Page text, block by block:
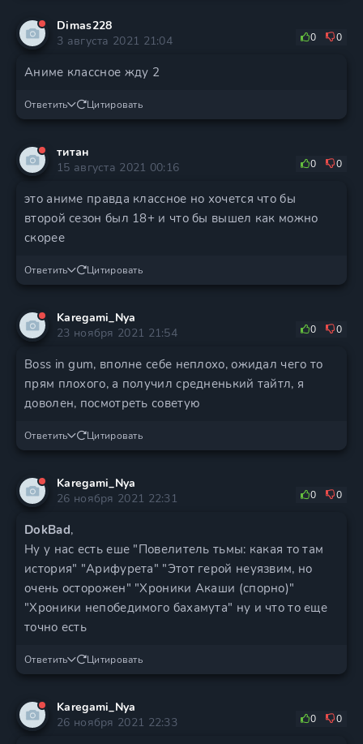
Dimas228
3 августа 2021 21:04
0 0
Аниме классное жду 2
Ответить Цитировать
титан
15 августа 2021 00:16
0 0
это аниме правда классное но хочется что бы
второй сезон был 18+ и что бы вышел как можно
скорее
Ответить Цитировать
Karegami_Nya
23 ноября 2021 21:54
0 0
Boss in gum, вполне себе неплохо, ожидал чего то
прям плохого, а получил средненький тайтл, я
доволен, посмотреть советую
Ответить Цитировать
Karegami_Nya
26 ноября 2021 22:31
0 0
DokBad,
Ну у нас есть еше "Повелитель тьмы: какая то там
история" "Арифурета" "Этот герой неуязвим, но
очень осторожен" "Хроники Акаши (спорно)"
"Хроники непобедимого бахамута" ну и что то еще
точно есть
Ответить Цитировать
Karegami_Nya
26 ноября 2021 22:33
0 0